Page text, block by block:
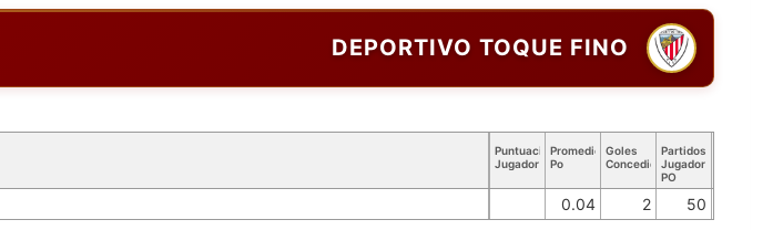
DEPORTIVO TOQUE FINO
Puntuación
Jugador
Promedio
Po
Goles
Concedidos
Partidos
Jugador
PO
0.04 2 50